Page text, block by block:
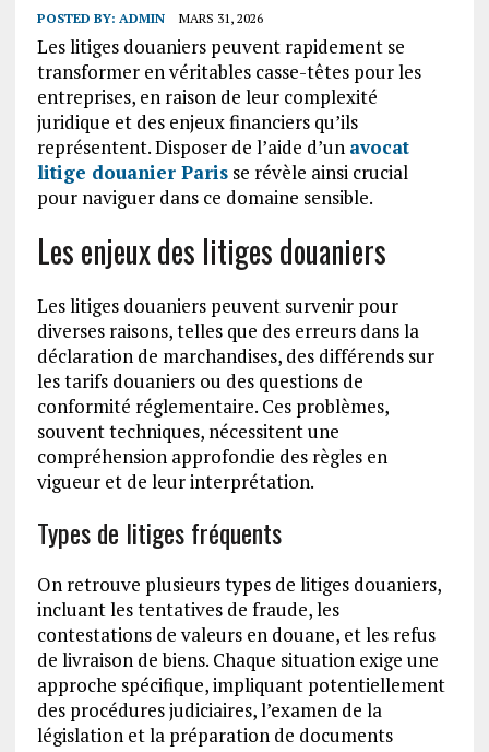
POSTED BY: ADMIN MARS 31, 2026
Les litiges douaniers peuvent rapidement se
transformer en véritables casse-têtes pour les
entreprises, en raison de leur complexité
juridique et des enjeux financiers qu’ils
représentent. Disposer de l’aide d’un avocat
litige douanier Parisse révèle ainsi crucial
pour naviguer dans ce domaine sensible.
Les enjeux des litiges douaniers
Les litiges douaniers peuvent survenir pour
diverses raisons, telles que des erreurs dans la
déclaration de marchandises, des différends sur
les tarifs douaniers ou des questions de
conformité réglementaire. Ces problèmes,
souvent techniques, nécessitent une
compréhension approfondie des règles en
vigueur et de leur interprétation.
Types de litiges fréquents
On retrouve plusieurs types de litiges douaniers,
incluant les tentatives de fraude, les
contestations de valeurs en douane, et les refus
de livraison de biens. Chaque situation exige une
approche spécifique, impliquant potentiellement
des procédures judiciaires, l’examen de la
législation et la préparation de documents